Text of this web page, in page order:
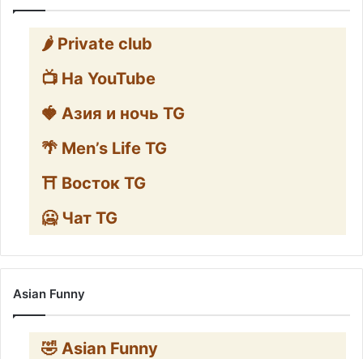
🌶️ Private club
📺 На YouTube
🍓 Азия и ночь TG
🌴 Men’s Life TG
⛩️ Восток TG
🥶 Чат TG
Asian Funny
🤣 Asian Funny